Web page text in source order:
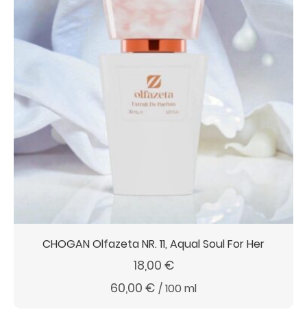
CHOGAN Olfazeta NR. 11, Aqual Soul For Her
18,00 €
60,00 € /100 ml